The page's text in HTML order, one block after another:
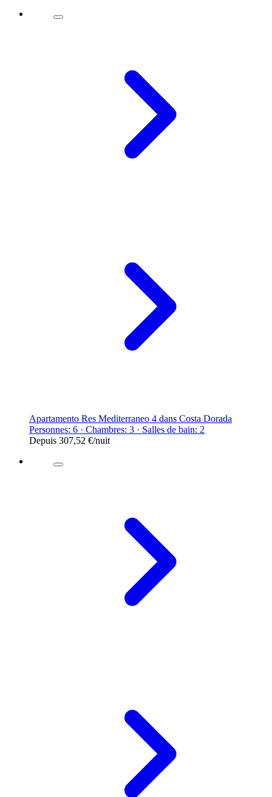
Apartamento Res Mediterraneo 4 dans Costa Dorada
Personnes: 6 · Chambres: 3 · Salles de bain: 2
Depuis 307,52 €/nuit